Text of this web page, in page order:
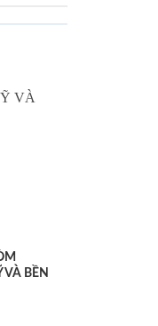
BỀN